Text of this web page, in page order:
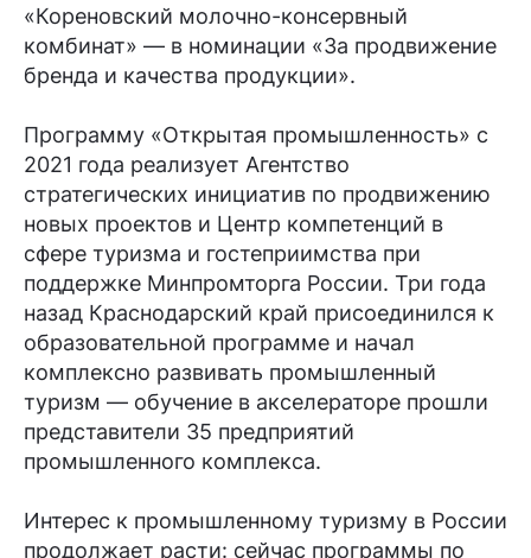
«Кореновский молочно-консервный
комбинат» — в номинации «За продвижение
бренда и качества продукции».
Программу «Открытая промышленность» с
2021 года реализует Агентство
стратегических инициатив по продвижению
новых проектов и Центр компетенций в
сфере туризма и гостеприимства при
поддержке Минпромторга России. Три года
назад Краснодарский край присоединился к
образовательной программе и начал
комплексно развивать промышленный
туризм — обучение в акселераторе прошли
представители 35 предприятий
промышленного комплекса.
Интерес к промышленному туризму в России
продолжает расти: сейчас программы по